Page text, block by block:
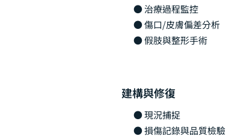
● 治療過程監控
● 傷口/皮膚偏差分析
● 假肢與整形手術
建構與修復
● 現況捕捉
● 損傷記錄與品質檢驗